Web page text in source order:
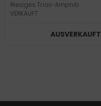
Riesiges Trias-Amphib
VERKAUFT
AUSVERKAUFT